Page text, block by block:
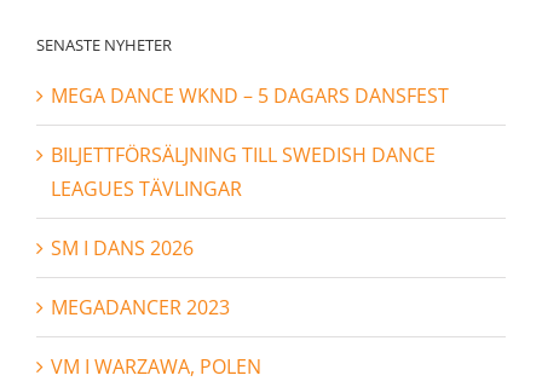
SENASTE NYHETER
MEGA DANCE WKND – 5 DAGARS DANSFEST
BILJETTFÖRSÄLJNING TILL SWEDISH DANCE
LEAGUES TÄVLINGAR
SM I DANS 2026
MEGADANCER 2023
VM I WARZAWA, POLEN